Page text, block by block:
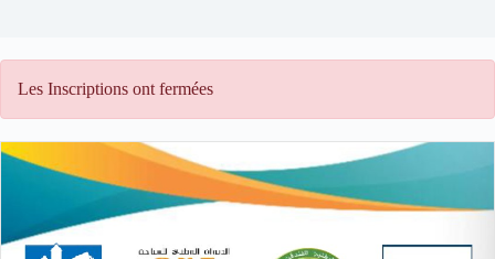
Les Inscriptions ont fermées